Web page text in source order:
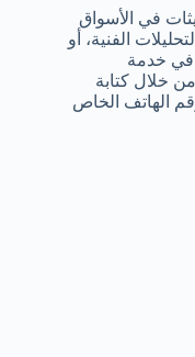
في الأسواق
الفنية، أو
في خدمة
خلال كتابة
الهاتف الخاص